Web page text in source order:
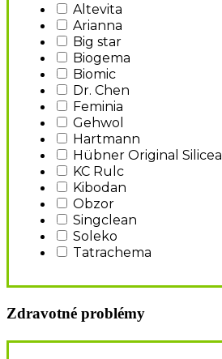
Altevita
Arianna
Big star
Biogema
Biomic
Dr. Chen
Feminia
Gehwol
Hartmann
Hübner Original Silicea
KC Rulc
Kibodan
Obzor
Singclean
Soleko
Tatrachema
Zdravotné problémy